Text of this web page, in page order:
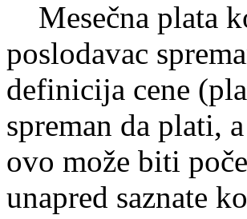
Mesečna plata
poslodavac
definicija cene
spreman da plati,
ovo može biti
unapred saznate